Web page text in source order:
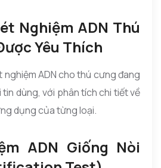
Nghiệm ADN Thú
Yêu Thích
nghiệm ADN cho thú cưng đang
dùng, với phân tích chi tiết về
dụng của từng loại.
ADN Giống Nòi